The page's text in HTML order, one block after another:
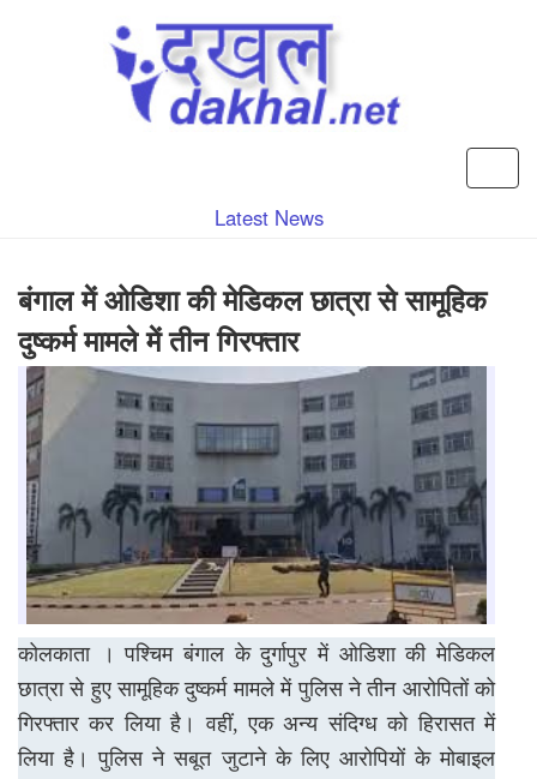
Latest News
बंगाल में ओडिशा की मेडिकल छात्रा से सामूहिक
दुष्कर्म मामले में तीन गिरफ्तार
कोलकाता । पश्चिम बंगाल के दुर्गापुर में ओडिशा की मेडिकल
छात्रा से हुए सामूहिक दुष्कर्म मामले में पुलिस ने तीन आरोपितों को
गिरफ्तार कर लिया है। वहीं, एक अन्य संदिग्ध को हिरासत में
लिया है। पुलिस ने सबूत जुटाने के लिए आरोपियों के मोबाइल